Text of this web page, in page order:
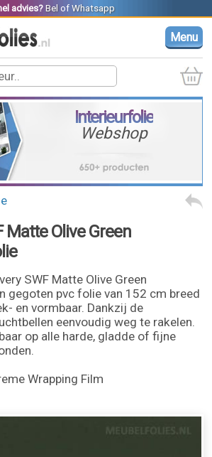
advies? Belof Whatsapp
Menu
Interieurfolie
Webshop
Matte Olive Green
SWF Matte Olive Green
gegoten pvc folie van 152 cm breed
en vormbaar. Dankzij de
eenvoudig weg te rakelen.
op alle harde, gladde of fijne
Wrapping Film